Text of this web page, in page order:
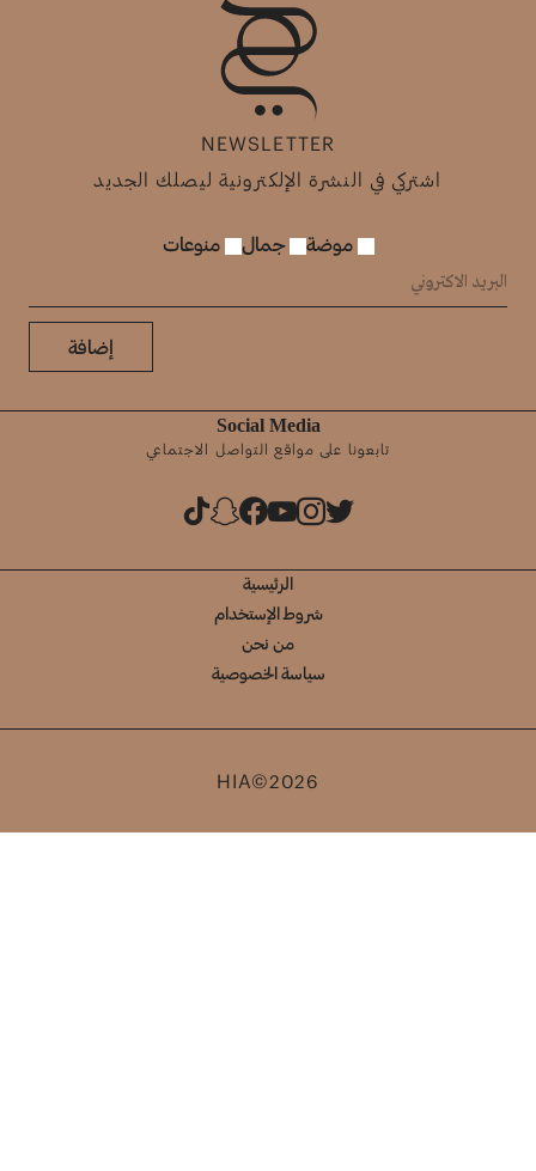
NEWSLETTER
اشتركي في النشرة الإلكترونية ليصلك الجديد
موضة جمال منوعات
إضافة
Social Media
تابعونا على مواقع التواصل الاجتماعي
الرئيسية
شروط الإستخدام
من نحن
سياسة الخصوصية
HIA©2026